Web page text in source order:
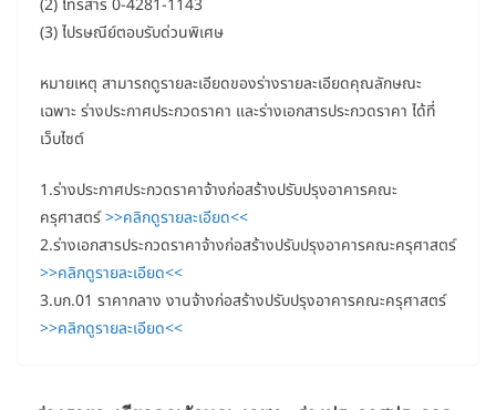
(2) โทรสาร 0-4281-1143
(3) ไปรษณีย์ตอบรับด่วนพิเศษ
หมายเหตุ สามารถดูรายละเอียดของร่างรายละเอียดคุณลักษณะ
เฉพาะ ร่างประกาศประกวดราคา และร่างเอกสารประกวดราคา ได้ที่
เว็บไซต์
1.ร่างประกาศประกวดราคาจ้างก่อสร้างปรับปรุงอาคารคณะ
ครุศาสตร์>>คลิกดูรายละเอียด<<
2.ร่างเอกสารประกวดราคาจ้างก่อสร้างปรับปรุงอาคารคณะครุศาสตร์
>>คลิกดูรายละเอียด<<
3.บก.01 ราคากลาง งานจ้างก่อสร้างปรับปรุงอาคารคณะครุศาสตร์
>>คลิกดูรายละเอียด<<